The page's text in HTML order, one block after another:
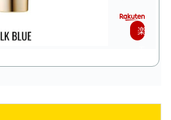
楽
で